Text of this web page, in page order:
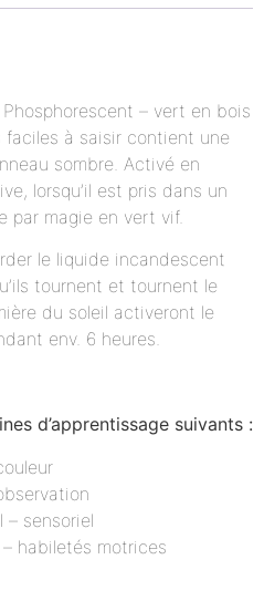
– vert en bois
faciles à saisir contient une
sombre. Activé en
lorsqu’il est pris dans un
par magie en vert vif.
le liquide incandescent
tournent et tournent le
du soleil activeront le
env. 6 heures.
d’apprentissage suivants :
– sensoriel
habiletés motrices